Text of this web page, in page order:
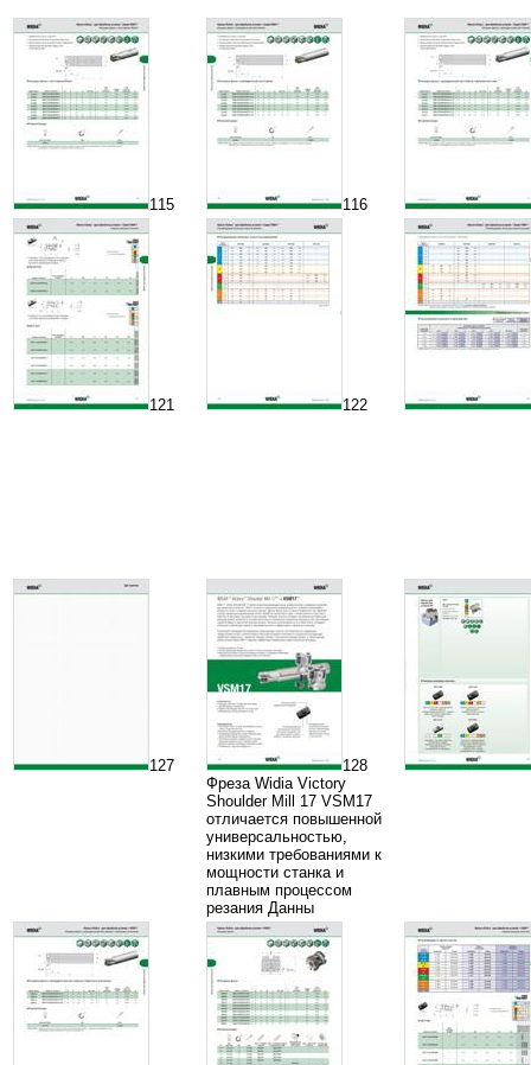
115 116
121 122
127
128
Фреза Widia Victory
Shoulder Mill 17 VSM17
отличается повышенной
универсальностью,
низкими требованиями к
мощности станка и
плавным процессом
резания Данны